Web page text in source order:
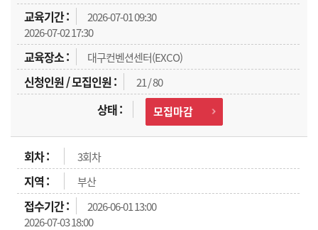
2026-07-01 09:30
2026-07-02 17:30
대구컨벤션센터(EXCO)
21 / 80
모집마감
3회차
부산
2026-06-01 13:00
2026-07-03 18:00